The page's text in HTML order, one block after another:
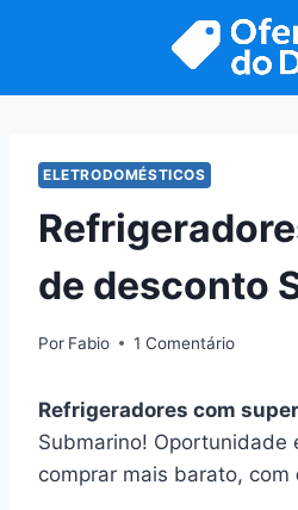
ELETRODOMÉSTICOS
de desconto
Por Fabio 1 Comentário
Refrigeradores com
Submarino! Oportunidade
comprar mais barato, com